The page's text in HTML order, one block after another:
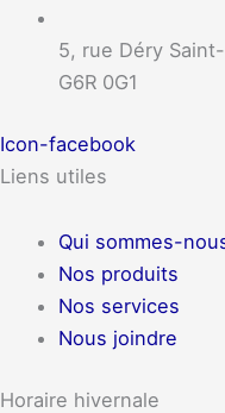
5, rue Déry
G6R 0G1
Icon-facebook
Liens utiles
Qui sommes-
Nos produits
Nos services
Nous joindre
Horaire hivernale